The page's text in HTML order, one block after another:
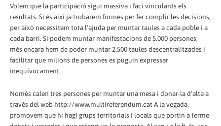
Volem que la participació sigui massiva i faci vinculants els
resultats. Si és així ja trobarem formes per fer complir les decisions,
per això necessitem tota l'ajuda per muntar taules a cada poble i a
cada barri. Si podem muntar manifestacions de 5.000 persones,
més encara hem de poder muntar 2.500 taules descentralitzades i
facilitar que milions de persones es puguin expressar
inequívocament.
Només calen tres persones per muntar una mesa i donar-la d'alta a
través del web http://www.multireferendum.cat A la vegada,
promovem que hi hagi grups territorials i locals que portin a terme